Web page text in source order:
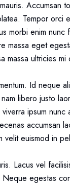
Tempor
morbi enim
massa eget
massa ultricies
Id neque
libero justo
ipsum
accumsan
velit euismod in
Lacus vel
egestas